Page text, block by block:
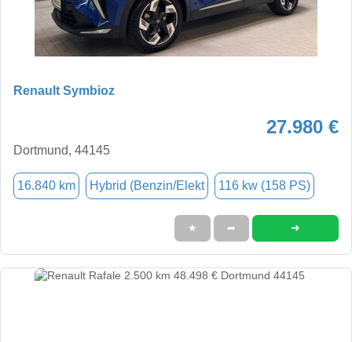
Renault Symbioz
27.980 €
Dortmund, 44145
16.840 km Hybrid (Benzin/Elekt 116 kw (158 PS)
★ ➦ ➜